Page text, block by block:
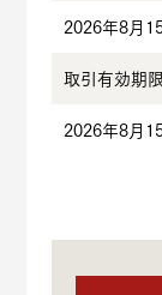
2026年8月
取引有効期限
2026年8月